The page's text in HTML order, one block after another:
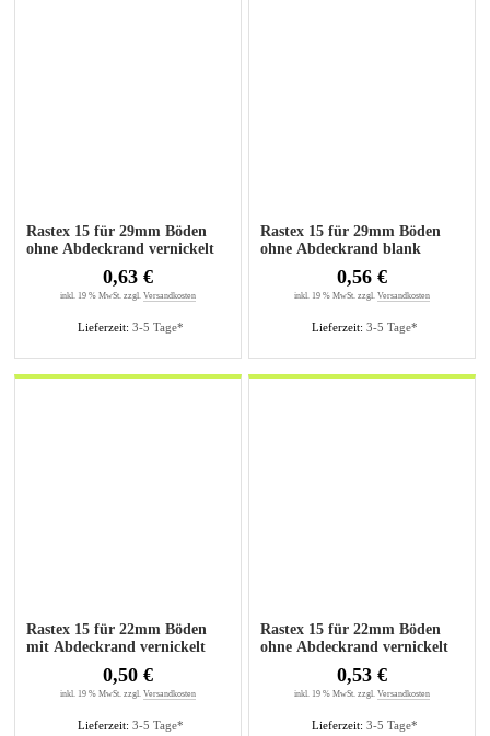
Rastex 15 für 29mm Böden
ohne Abdeckrand vernickelt
Lieferzeit: 3-5 Tage*
0,63 €
inkl. 19 % MwSt. zzgl. Versandkosten
Rastex 15 für 29mm Böden
ohne Abdeckrand blank
Lieferzeit: 3-5 Tage*
0,56 €
inkl. 19 % MwSt. zzgl. Versandkosten
Rastex 15 für 22mm Böden
mit Abdeckrand vernickelt
Lieferzeit: 3-5 Tage*
0,50 €
inkl. 19 % MwSt. zzgl. Versandkosten
Rastex 15 für 22mm Böden
ohne Abdeckrand vernickelt
Lieferzeit: 3-5 Tage*
0,53 €
inkl. 19 % MwSt. zzgl. Versandkosten